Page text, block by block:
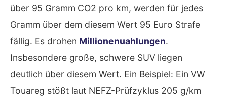
über 95 Gramm CO2 pro km, werden für jedes
Gramm über dem diesem Wert 95 Euro Strafe
fällig. Es drohen Millionenuahlungen.
Insbesondere große, schwere SUV liegen
deutlich über diesem Wert. Ein Beispiel: Ein VW
Touareg stößt laut NEFZ-Prüfzyklus 205 g/km